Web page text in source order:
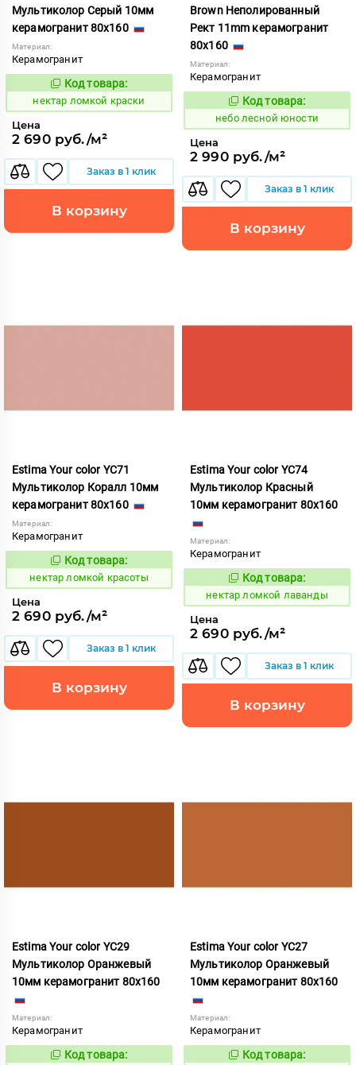
Мультиколор Серый 10мм
керамогранит 80x160
Материал:
Керамогранит
1131039
Код товара:
нектар ломкой краски
Цена
2 690 руб./м²
Заказ в 1 клик
В корзину
Brown Неполированный
Рект 11mm керамогранит
80x160
Материал:
Керамогранит
1115248
Код товара:
небо лесной юности
Цена
2 990 руб./м²
Заказ в 1 клик
В корзину
Estima Your color YC71
Мультиколор Коралл 10мм
керамогранит 80x160
Материал:
Керамогранит
1131040
Код товара:
нектар ломкой красоты
Цена
2 690 руб./м²
Заказ в 1 клик
В корзину
Estima Your color YC74
Мультиколор Красный
10мм керамогранит 80x160
Материал:
Керамогранит
1131041
Код товара:
нектар ломкой лаванды
Цена
2 690 руб./м²
Заказ в 1 клик
В корзину
Estima Your color YC29
Мультиколор Оранжевый
10мм керамогранит 80x160
Материал:
Керамогранит
1131033
Код товара:
Estima Your color YC27
Мультиколор Оранжевый
10мм керамогранит 80x160
Материал:
Керамогранит
1131032
Код товара: